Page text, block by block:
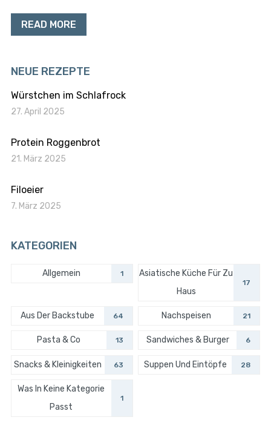
READ MORE
NEUE REZEPTE
Würstchen im Schlafrock
27. April 2025
Protein Roggenbrot
21. März 2025
Filoeier
7. März 2025
KATEGORIEN
Allgemein 1
Asiatische Küche Für Zu
Haus
17
Aus Der Backstube 64 Nachspeisen 21
Pasta & Co 13 Sandwiches & Burger 6
Snacks & Kleinigkeiten 63 Suppen Und Eintöpfe 28
Was In Keine Kategorie
Passt
1